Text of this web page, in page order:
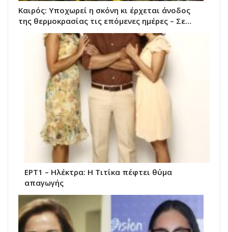
Καιρός: Υποχωρεί η σκόνη κι έρχεται άνοδος
της θερμοκρασίας τις επόμενες ημέρες – Σε…
ΕΡΤ1 – Ηλέκτρα: Η Τιτίκα πέφτει θύμα
απαγωγής